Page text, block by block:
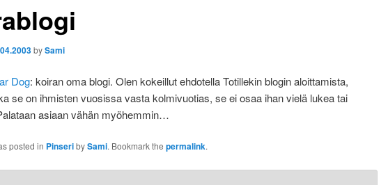
bySami
Dog: koiran oma blogi. Olen kokeillut ehdotella Totillekin blogin aloittamista,
se on ihmisten vuosissa vasta kolmivuotias, se ei osaa ihan vielä lukea tai
asiaan vähän myöhemmin…
posted in PinseribySami. Bookmark the permalink.